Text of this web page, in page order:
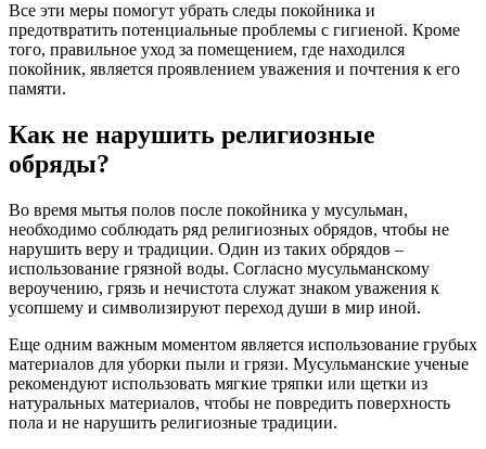
Все эти меры помогут убрать следы покойника и
предотвратить потенциальные проблемы с гигиеной. Кроме
того, правильное уход за помещением, где находился
покойник, является проявлением уважения и почтения к его
памяти.
Как не нарушить религиозные
обряды?
Во время мытья полов после покойника у мусульман,
необходимо соблюдать ряд религиозных обрядов, чтобы не
нарушить веру и традиции. Один из таких обрядов –
использование грязной воды. Согласно мусульманскому
вероучению, грязь и нечистота служат знаком уважения к
усопшему и символизируют переход души в мир иной.
Еще одним важным моментом является использование грубых
материалов для уборки пыли и грязи. Мусульманские ученые
рекомендуют использовать мягкие тряпки или щетки из
натуральных материалов, чтобы не повредить поверхность
пола и не нарушить религиозные традиции.